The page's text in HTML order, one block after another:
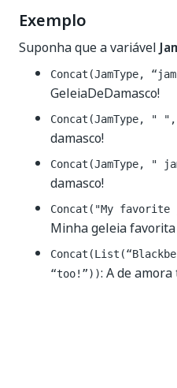
Exemplo
Suponha que a variável
Concat(JamType,
GeleiaDeDamasco!
Concat(JamType, "
damasco!
Concat(JamType, "
damasco!
Concat("My
Minha geleia favorita
“too!”)): A de